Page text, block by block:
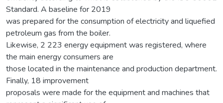
Standard. A baseline for 2019
was prepared for the consumption of electricity and liquefied
petroleum gas from the boiler.
Likewise, 2 223 energy equipment was registered, where
the main energy consumers are
those located in the maintenance and production department.
Finally, 18 improvement
proposals were made for the equipment and machines that